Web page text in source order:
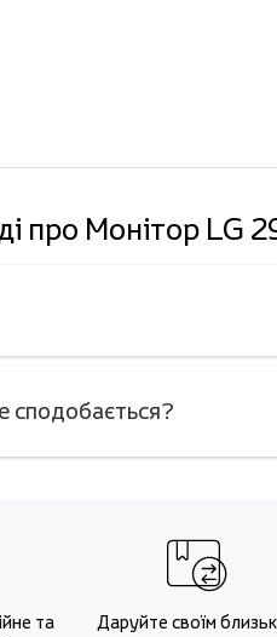
про Монітор LG
сподобається?
та
Даруйте своїм